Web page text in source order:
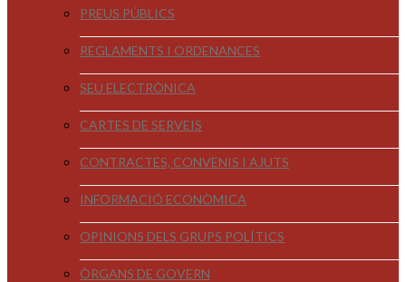
PREUS PÚBLICS
REGLAMENTS I ORDENANCES
SEU ELECTRÒNICA
CARTES DE SERVEIS
CONTRACTES, CONVENIS I AJUTS
INFORMACIÓ ECONÒMICA
OPINIONS DELS GRUPS POLÍTICS
ÒRGANS DE GOVERN